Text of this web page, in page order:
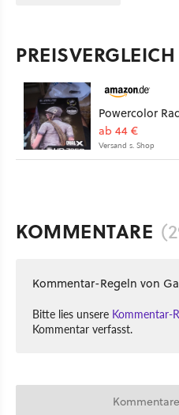
PREISVERGLEICH
Powercolor
ab 44 €
Versand s. Shop
KOMMENTARE
Kommentar-Regeln von
Bitte lies unsere Kommentar-
Kommentar verfasst.